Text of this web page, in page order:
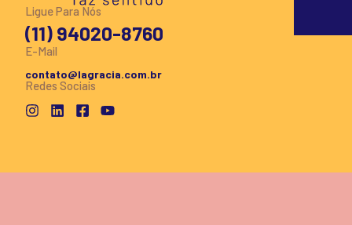
Ligue Para Nós
(11) 94020-8760
E-Mail
contato@lagracia.com.br
Redes Sociais